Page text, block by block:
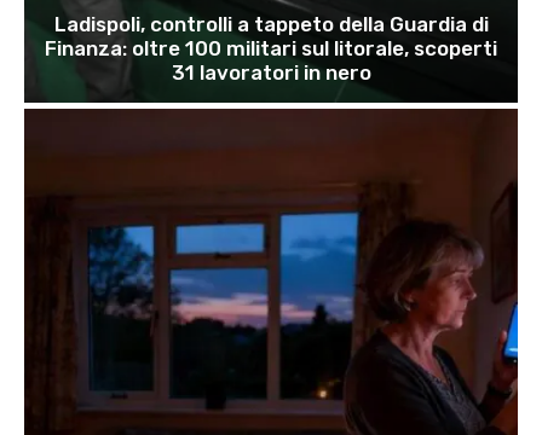
Ladispoli, controlli a tappeto della Guardia di
Finanza: oltre 100 militari sul litorale, scoperti
31 lavoratori in nero